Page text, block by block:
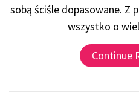
sobą ściśle dopasowane. Z
wszystko o
Continue